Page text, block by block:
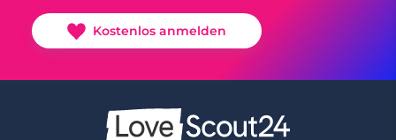
Kostenlos anmelden